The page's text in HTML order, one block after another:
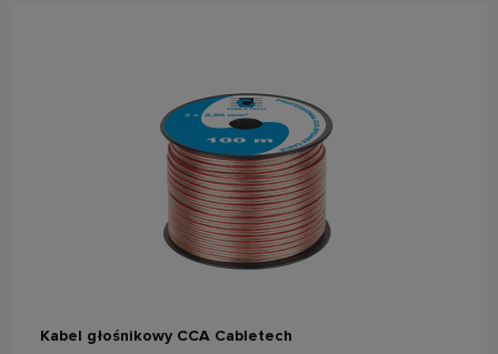
Kabel głośnikowy CCA Cabletech
do koszyka